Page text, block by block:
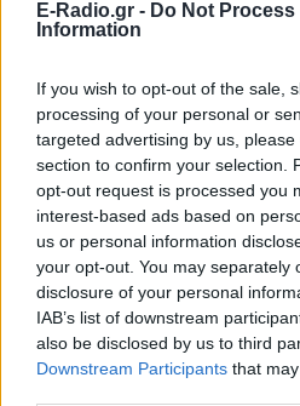
E-Radio.gr - Do Not Process
Information
If you wish to opt-out of the sale,
processing of your personal or
targeted advertising by us,
section to confirm your selection.
opt-out request is processed you
interest-based ads based on
us or personal information
your opt-out. You may separately
disclosure of your personal
IAB’s list of downstream
also be disclosed by us to third
Downstream Participants that
ΔΕΙΤΕ ΕΠΙΣΗΣ
ΣΤΗΝ ΙΔΙΑ
μητέρα:
φίλη
παιδιά
ΠΡΙΝ 7
Η
42χρονης
αιτία